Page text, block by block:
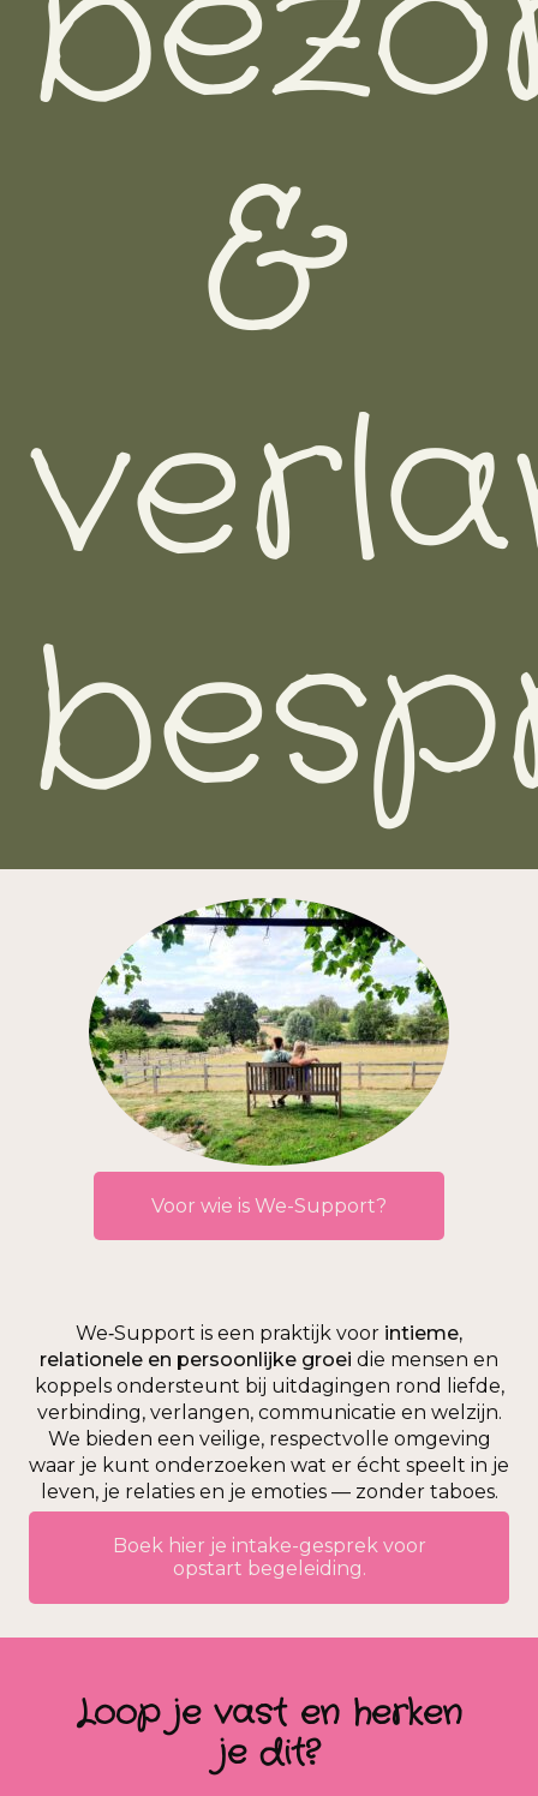
&
Voor wie is We-Support?
We‑Support is een praktijk voor intieme,
relationele en persoonlijke groei die mensen en
koppels ondersteunt bij uitdagingen rond liefde,
verbinding, verlangen, communicatie en welzijn.
We bieden een veilige, respectvolle omgeving
waar je kunt onderzoeken wat er écht speelt in je
leven, je relaties en je emoties — zonder taboes.
Boek hier je intake-gesprek voor
opstart begeleiding.
Loop je vast en herken
je dit?